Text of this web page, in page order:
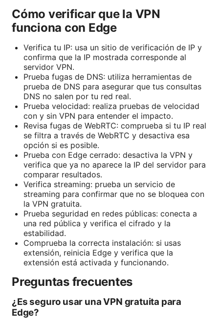
Cómo verificar que la VPN
funciona con Edge
Verifica tu IP: usa un sitio de verificación de IP y
confirma que la IP mostrada corresponde al
servidor VPN.
Prueba fugas de DNS: utiliza herramientas de
prueba de DNS para asegurar que tus consultas
DNS no salen por tu red real.
Prueba velocidad: realiza pruebas de velocidad
con y sin VPN para entender el impacto.
Revisa fugas de WebRTC: comprueba si tu IP real
se filtra a través de WebRTC y desactiva esa
opción si es posible.
Prueba con Edge cerrado: desactiva la VPN y
verifica que ya no aparece la IP del servidor para
comparar resultados.
Verifica streaming: prueba un servicio de
streaming para confirmar que no se bloquea con
la VPN gratuita.
Prueba seguridad en redes públicas: conecta a
una red pública y verifica el cifrado y la
estabilidad.
Comprueba la correcta instalación: si usas
extensión, reinicia Edge y verifica que la
extensión está activada y funcionando.
Preguntas frecuentes
¿Es seguro usar una VPN gratuita para
Edge?